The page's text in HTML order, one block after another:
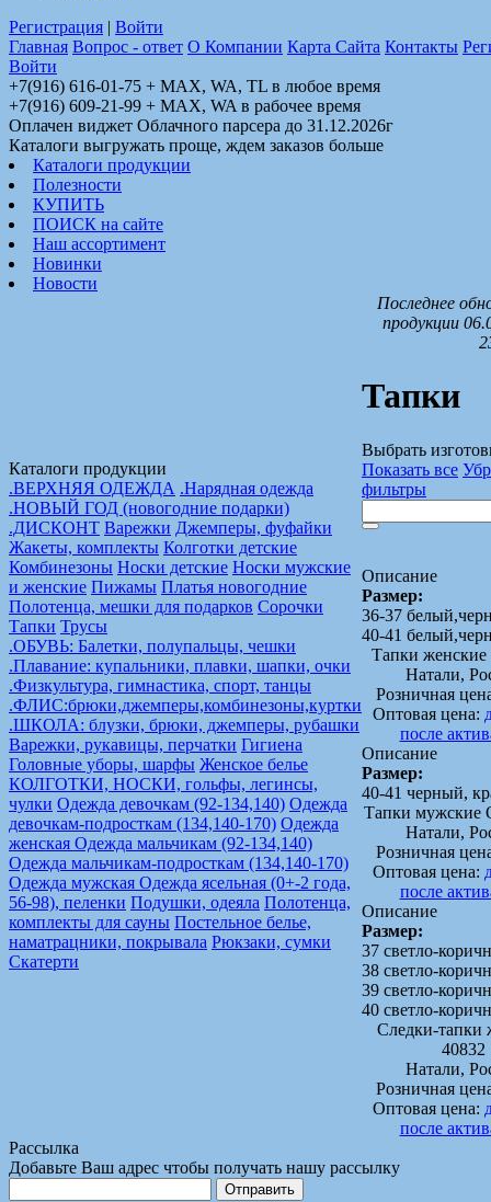
Регистрация | Войти
Главная Вопрос - ответ О Компании Карта Сайта Контакты
Войти
+7(916) 616-01-75 + MAX, WA, TL в любое время
+7(916) 609-21-99 + MAX, WA в рабочее время
Оплачен виджет Облачного парсера до 31.12.2026г
Каталоги выгружать проще, ждем заказов больше
Каталоги продукции
Полезности
КУПИТЬ
ПОИСК на сайте
Наш ассортимент
Новинки
Новости
Каталоги продукции
.ВЕРХНЯЯ ОДЕЖДА .Нарядная одежда
.НОВЫЙ ГОД (новогодние подарки)
.ДИСКОНТ Варежки Джемперы, фуфайки
Жакеты, комплекты Колготки детские
Комбинезоны Носки детские Носки мужские
и женские Пижамы Платья новогодние
Полотенца, мешки для подарков Сорочки
Тапки Трусы
.ОБУВЬ: Балетки, полупальцы, чешки
.Плавание: купальники, плавки, шапки, очки
.Физкультура, гимнастика, спорт, танцы
.ФЛИС:брюки,джемперы,комбинезоны,куртки
.ШКОЛА: блузки, брюки, джемперы, рубашки
Варежки, рукавицы, перчатки Гигиена
Головные уборы, шарфы Женское белье
КОЛГОТКИ, НОСКИ, гольфы, легинсы,
чулки Одежда девочкам (92-134,140) Одежда
девочкам-подросткам (134,140-170) Одежда
женская Одежда мальчикам (92-134,140)
Одежда мальчикам-подросткам (134,140-170)
Одежда мужская Одежда ясельная (0+-2 года,
56-98), пеленки Подушки, одеяла Полотенца,
комплекты для сауны Постельное белье,
наматрацники, покрывала Рюкзаки, сумки
Скатерти
Последнее
продукции
Тапки
Выбрать
Показать все
фильтры
Описание
Размер:
36-37
40-41
Тапки
Натали,
Розничная
Оптовая цена:
после
Описание
Размер:
40-41 черный,
Тапки мужские
Натали,
Розничная
Оптовая цена:
после
Описание
Размер:
37 светло-
38 светло-
39 светло-
40 светло-
Следки-тапки
40832
Натали,
Розничная
Оптовая цена:
после
Рассылка
Добавьте Ваш адрес чтобы получать нашу рассылку